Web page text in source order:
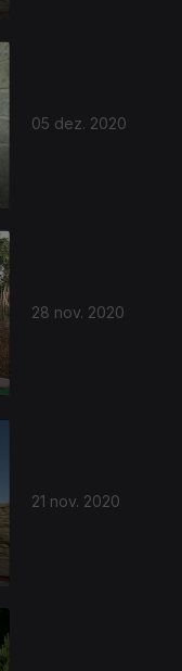
05 dez. 2020
28 nov. 2020
21 nov. 2020